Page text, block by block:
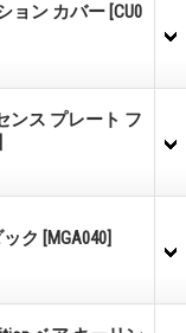
ション カバー [CU0
ンス プレート フ
ック [MGA040]